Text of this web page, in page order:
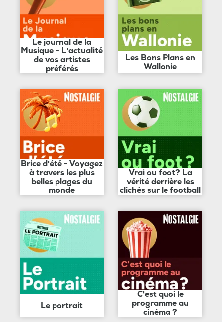
Le journal de la
Musique - L'actualité
de vos artistes
préférés
Les Bons Plans en
Wallonie
Brice d'été - Voyagez
à travers les plus
belles plages du
monde
Vrai ou foot? La
vérité derrière les
clichés sur le football
Le portrait
C'est quoi le
programme au
cinéma ?